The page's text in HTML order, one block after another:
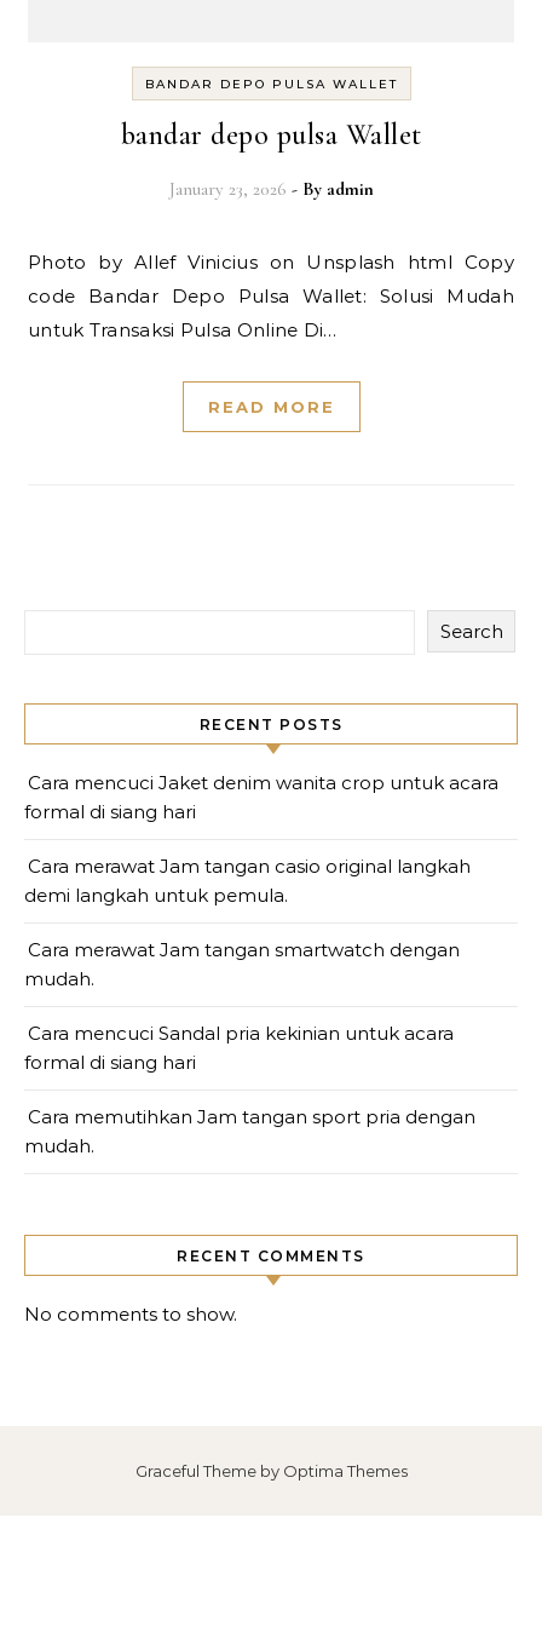
BANDAR DEPO PULSA WALLET
bandar depo pulsa Wallet
January 23, 2026 - By admin
Photo by Allef Vinicius on Unsplash html Copy
code Bandar Depo Pulsa Wallet: Solusi Mudah
untuk Transaksi Pulsa Online Di…
READ MORE
Search
RECENT POSTS
Cara mencuci Jaket denim wanita crop untuk acara
formal di siang hari
Cara merawat Jam tangan casio original langkah
demi langkah untuk pemula.
Cara merawat Jam tangan smartwatch dengan
mudah.
Cara mencuci Sandal pria kekinian untuk acara
formal di siang hari
Cara memutihkan Jam tangan sport pria dengan
mudah.
RECENT COMMENTS
No comments to show.
Graceful Theme by Optima Themes